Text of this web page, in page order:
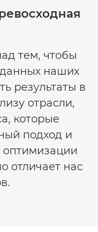
тем, чтобы
данных наших
результаты в
отрасли,
которые
подход и
оптимизации
отличает нас